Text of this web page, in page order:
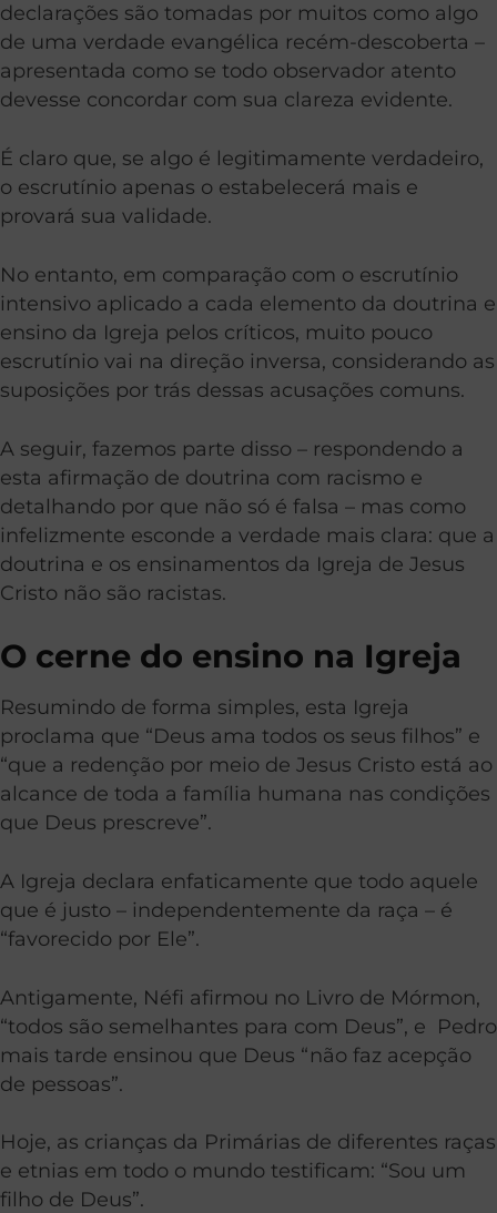
declarações são tomadas por muitos como algo
de uma verdade evangélica recém-descoberta –
apresentada como se todo observador atento
devesse concordar com sua clareza evidente.
É claro que, se algo é legitimamente verdadeiro,
o escrutínio apenas o estabelecerá mais e
provará sua validade.
No entanto, em comparação com o escrutínio
intensivo aplicado a cada elemento da doutrina e
ensino da Igreja pelos críticos, muito pouco
escrutínio vai na direção inversa, considerando as
suposições por trás dessas acusações comuns.
A seguir, fazemos parte disso – respondendo a
esta afirmação de doutrina com racismo e
detalhando por que não só é falsa – mas como
infelizmente esconde a verdade mais clara: que a
doutrina e os ensinamentos da Igreja de Jesus
Cristo não são racistas.
O cerne do ensino na Igreja
Resumindo de forma simples, esta Igreja
proclama que “Deus ama todos os seus filhos” e
“que a redenção por meio de Jesus Cristo está ao
alcance de toda a família humana nas condições
que Deus prescreve”.
A Igreja declara enfaticamente que todo aquele
que é justo – independentemente da raça – é
“favorecido por Ele”.
Antigamente, Néfi afirmou no Livro de Mórmon,
“todos são semelhantes para com Deus”, e Pedro
mais tarde ensinou que Deus “não faz acepção
de pessoas”.
Hoje, as crianças da Primárias de diferentes raças
e etnias em todo o mundo testificam: “Sou um
filho de Deus”.